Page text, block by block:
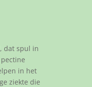
dat spul in
in het
ziekte die